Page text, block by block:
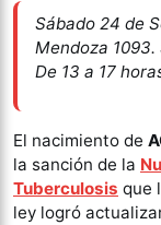
Sábado 24 de
Mendoza
De 13 a 17
El nacimiento de
la sanción de la
Tuberculosis que
ley logró